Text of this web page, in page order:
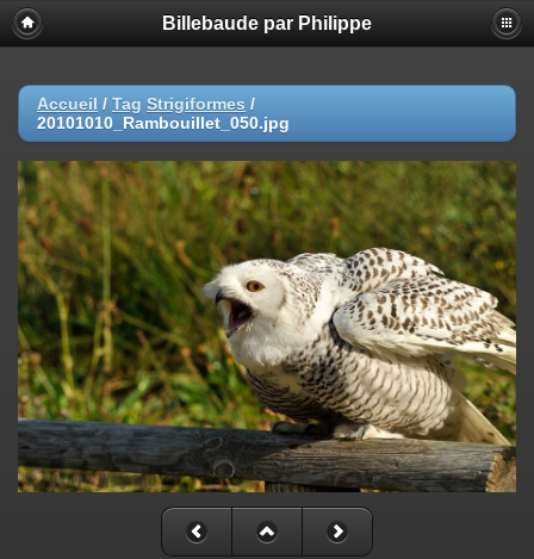
Billebaude par Philippe
Accueil / Tag Strigiformes /
20101010_Rambouillet_050.jpg